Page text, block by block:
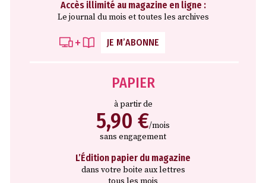
Accès illimité au magazine en ligne :
Le journal du mois et toutes les archives
JE M’ABONNE
PAPIER
à partir de
5,90 €/mois
sans engagement
L’Édition papier du magazine
dans votre boite aux lettres